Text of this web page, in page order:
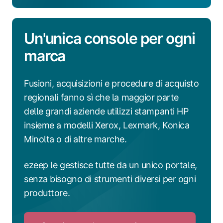
Un'unica console per ogni
marca
Fusioni, acquisizioni e procedure di acquisto
regionali fanno sì che la maggior parte
delle grandi aziende utilizzi stampanti HP
insieme a modelli Xerox, Lexmark, Konica
Minolta o di altre marche.
ezeep le gestisce tutte da un unico portale,
senza bisogno di strumenti diversi per ogni
produttore.